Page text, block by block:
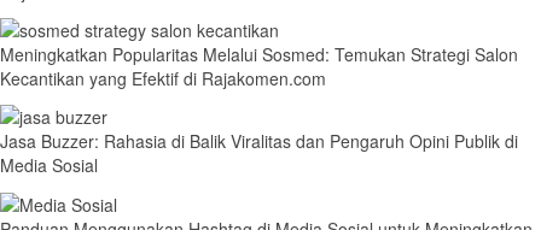
Meningkatkan Popularitas Melalui Sosmed: Temukan Strategi Salon
Kecantikan yang Efektif di Rajakomen.com
Jasa Buzzer: Rahasia di Balik Viralitas dan Pengaruh Opini Publik di
Media Sosial